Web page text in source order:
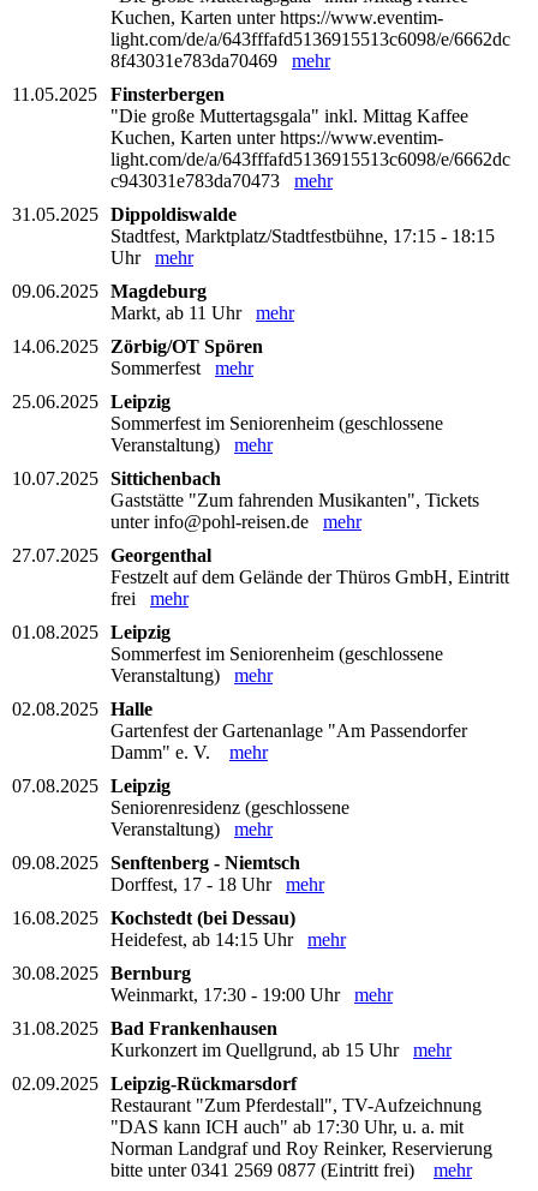
Kuchen, Karten unter https://www.eventim-
light.com/de/a/643fffafd5136915513c6098/e/6662dc
8f43031e783da70469 mehr
11.05.2025
Finsterbergen
"Die große Muttertagsgala" inkl. Mittag Kaffee
Kuchen, Karten unter https://www.eventim-
light.com/de/a/643fffafd5136915513c6098/e/6662dc
c943031e783da70473 mehr
31.05.2025 Dippoldiswalde
Stadtfest, Marktplatz/Stadtfestbühne, 17:15 - 18:15
Uhr mehr
09.06.2025 Magdeburg
Markt, ab 11 Uhr mehr
14.06.2025
Zörbig/OT Spören
Sommerfest mehr
25.06.2025 Leipzig
Sommerfest im Seniorenheim (geschlossene
Veranstaltung) mehr
10.07.2025 Sittichenbach
Gaststätte "Zum fahrenden Musikanten", Tickets
unter info@pohl-reisen.de mehr
27.07.2025 Georgenthal
Festzelt auf dem Gelände der Thüros GmbH, Eintritt
frei mehr
01.08.2025 Leipzig
Sommerfest im Seniorenheim (geschlossene
Veranstaltung) mehr
02.08.2025 Halle
Gartenfest der Gartenanlage "Am Passendorfer
Damm" e. V. mehr
07.08.2025 Leipzig
Seniorenresidenz (geschlossene
Veranstaltung) mehr
09.08.2025 Senftenberg - Niemtsch
Dorffest, 17 - 18 Uhr mehr
16.08.2025 Kochstedt (bei Dessau)
Heidefest, ab 14:15 Uhr mehr
30.08.2025 Bernburg
Weinmarkt, 17:30 - 19:00 Uhr mehr
31.08.2025 Bad Frankenhausen
Kurkonzert im Quellgrund, ab 15 Uhr mehr
02.09.2025 Leipzig-Rückmarsdorf
Restaurant "Zum Pferdestall", TV-Aufzeichnung
"DAS kann ICH auch" ab 17:30 Uhr, u. a. mit
Norman Landgraf und Roy Reinker, Reservierung
bitte unter 0341 2569 0877 (Eintritt frei) mehr